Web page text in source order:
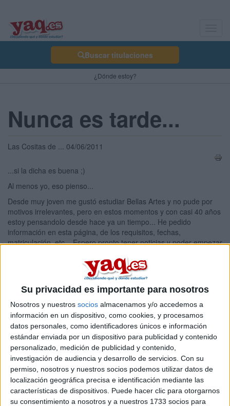
Su privacidad es importante para nosotros
Nosotros y nuestros socios almacenamos y/o accedemos a
información en un dispositivo, como cookies, y procesamos
datos personales, como identificadores únicos e información
estándar enviada por un dispositivo para publicidad y contenido
personalizado, medición de publicidad y contenido,
investigación de audiencia y desarrollo de servicios. Con su
permiso, nosotros y nuestros socios podemos utilizar datos de
localización geográfica precisa e identificación mediante las
características de dispositivos. Puede hacer clic para otorgarnos
su consentimiento a nosotros y a nuestros 1733 socios para
Buscar titulaciones
¿Dónde estoy?
Nunca es tarde...
Las Cositas de ... 04/06/2011
...si la dicha es buena ;)
Al menos yo, eso pienso...
Desde muy joven me gustó estudiar Bellas Artes y no pude por
motivos irrelevantes, pero en estos momentos y con casi 40 años
estoy pensandolo desde hace ya un tiempo... He pedido
información en esta página, de los requisitos, fechas,
matriculación, etc... Espero pronto tener noticias y poder empezar
Hace relativamente poco, empecé a hacer cositas en fieltro para
mi hija, que tiene 9 años y es presumidísima!!!...Amigas me
como camisetas, broches, etc...y me creé un blog:
http://www.lascositasdemarian.com/donde voy colgando mis
piezas y enlazando en tiendas virtuales.
Estoy empezando a asistir a mercadillos que no piden autónomo
ni carnet de artesano, pero después de haber trabajado durante
casi 20 años por cuenta ajena, me dá mucho miedo estar en
situación "ilegal" y me estoy planteando darme de alta como
autónoma y dedicarme profesionalmente a esto de la artesanía
en fieltro